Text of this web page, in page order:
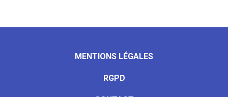
MENTIONS LÉGALES
RGPD